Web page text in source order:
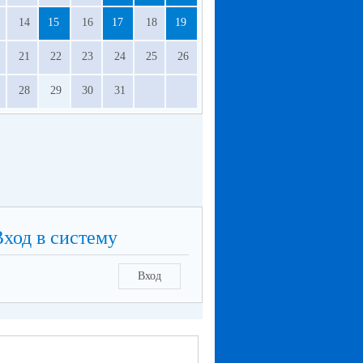
14 15 16 17 18 19
21 22 23 24 25 26
28 29 30 31
в систему
Вход